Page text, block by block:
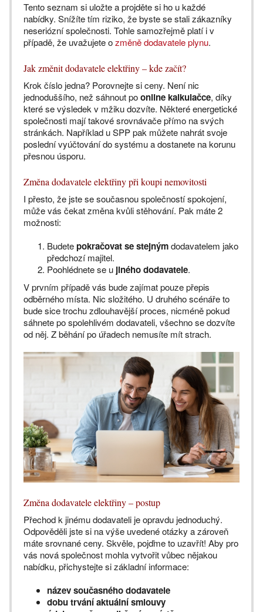
Tento seznam si uložte a projděte si ho u každé
nabídky. Snížíte tím riziko, že byste se stali zákazníky
neseriózní společnosti. Tohle samozřejmě platí i v
případě, že uvažujete ozměně dodavatele plynu.
Jak změnit dodavatele elektřiny – kde začít?
Krok číslo jedna? Porovnejte si ceny. Není nic
jednoduššího, než sáhnout poonline kalkulačce, díky
které se výsledek v mžiku dozvíte. Některé energetické
společnosti mají takové srovnávače přímo na svých
stránkách. Například u SPP pak můžete nahrát svoje
poslední vyúčtování do systému a dostanete na korunu
přesnou úsporu.
Změna dodavatele elektřiny při koupi nemovitosti
I přesto, že jste se současnou společností spokojení,
může vás čekat změna kvůli stěhování. Pak máte 2
možnosti:
Budetepokračovat se stejnýmdodavatelem jako
předchozí majitel.
Poohlédnete se u jiného dodavatele.
V prvním případě vás bude zajímat pouze přepis
odběrného místa. Nic složitého. U druhého scénáře to
bude sice trochu zdlouhavější proces, nicméně pokud
sáhnete po spolehlivém dodavateli, všechno se dozvíte
od něj. Z běhání po úřadech nemusíte mít strach.
Změna dodavatele elektřiny – postup
Přechod k jinému dodavateli je opravdu jednoduchý.
Odpověděli jste si na výše uvedené otázky a zároveň
máte srovnané ceny. Skvěle, pojďme to uzavřít! Aby pro
vás nová společnost mohla vytvořit vůbec nějakou
nabídku, přichystejte si základní informace:
název současného dodavatele
dobu trvání aktuální smlouvy